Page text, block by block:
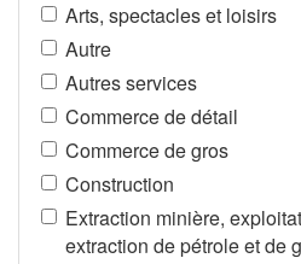
Arts, spectacles et loisirs
Autre
Autres services
Commerce de détail
Commerce de gros
Construction
Extraction minière,
extraction de pétrole et de